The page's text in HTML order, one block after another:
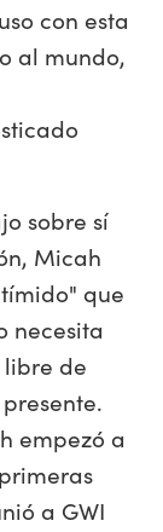
con esta
al mundo,
sobre sí
Micah
que
necesita
libre de
empezó a
a GWI